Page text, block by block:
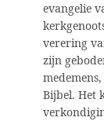
evangelie
verering
zijn
Bijbel. Het